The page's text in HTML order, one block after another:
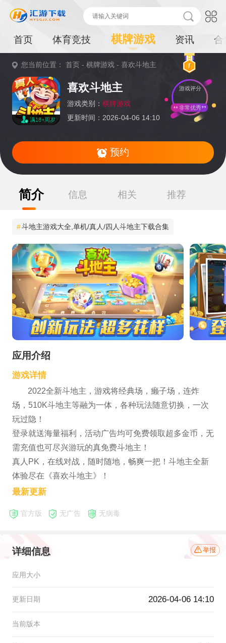
首页 体育竞技 棋牌游戏 资讯 合
您当前位置：首页 -棋牌游戏 -喜欢斗地主
满18+周岁
喜欢斗地主
游戏类别： 棋牌游戏
更新时间：2026-04-06 14:10
游戏评分
非常优秀
预约
提
简介 信息 相关 推荐
#斗地主游戏大全,单机/真人/四人斗地主下载合集
应用介绍
游戏详情
2022全新斗地主，游戏将经典场，癞子场，连炸
场，510K斗地主等融为一体，各种玩法随意切换，一次
玩过隐！
登录就送海量福利，活动广告均可免费领取超多金币，无
需充值也可尽兴游玩的真免费斗地主！
真人PK，在线对战，随时随地，畅爽一把！斗地主全新
体验尽在《喜欢斗地主》！
最新更新
官方版 无广告 无病毒
详细信息 举报
应用大小
更新日期 2026-04-06 14:10
当前版本